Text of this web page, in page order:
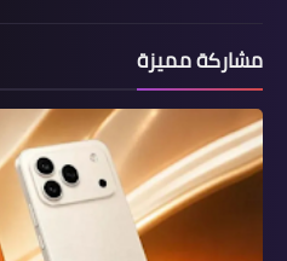
مشاركة مميزة